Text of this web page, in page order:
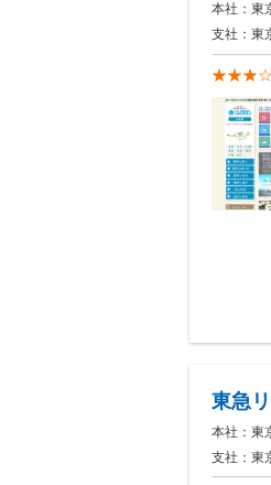
本社：東
支社：東
東急
本社：東
支社：東